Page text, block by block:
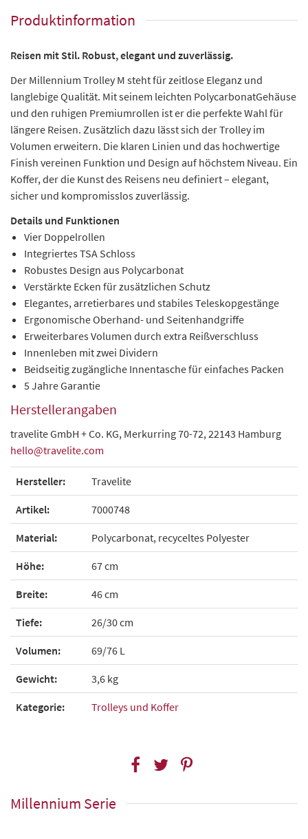
Produktinformation
Reisen mit Stil. Robust, elegant und zuverlässig.
Der Millennium Trolley M steht für zeitlose Eleganz und
langlebige Qualität. Mit seinem leichten PolycarbonatGehäuse
und den ruhigen Premiumrollen ist er die perfekte Wahl für
längere Reisen. Zusätzlich dazu lässt sich der Trolley im
Volumen erweitern. Die klaren Linien und das hochwertige
Finish vereinen Funktion und Design auf höchstem Niveau. Ein
Koffer, der die Kunst des Reisens neu definiert – elegant,
sicher und kompromisslos zuverlässig.
Details und Funktionen
Vier Doppelrollen
Integriertes TSA Schloss
Robustes Design aus Polycarbonat
Verstärkte Ecken für zusätzlichen Schutz
Elegantes, arretierbares und stabiles Teleskopgestänge
Ergonomische Oberhand- und Seitenhandgriffe
Erweiterbares Volumen durch extra Reißverschluss
Innenleben mit zwei Dividern
Beidseitig zugängliche Innentasche für einfaches Packen
5 Jahre Garantie
Herstellerangaben
travelite GmbH + Co. KG, Merkurring 70-72, 22143 Hamburg
hello@travelite.com
Hersteller: Travelite
Artikel: 7000748
Material: Polycarbonat, recyceltes Polyester
Höhe: 67 cm
Breite: 46 cm
Tiefe: 26/30 cm
Volumen: 69/76 L
Gewicht: 3,6 kg
Kategorie: Trolleys und Koffer
Millennium Serie